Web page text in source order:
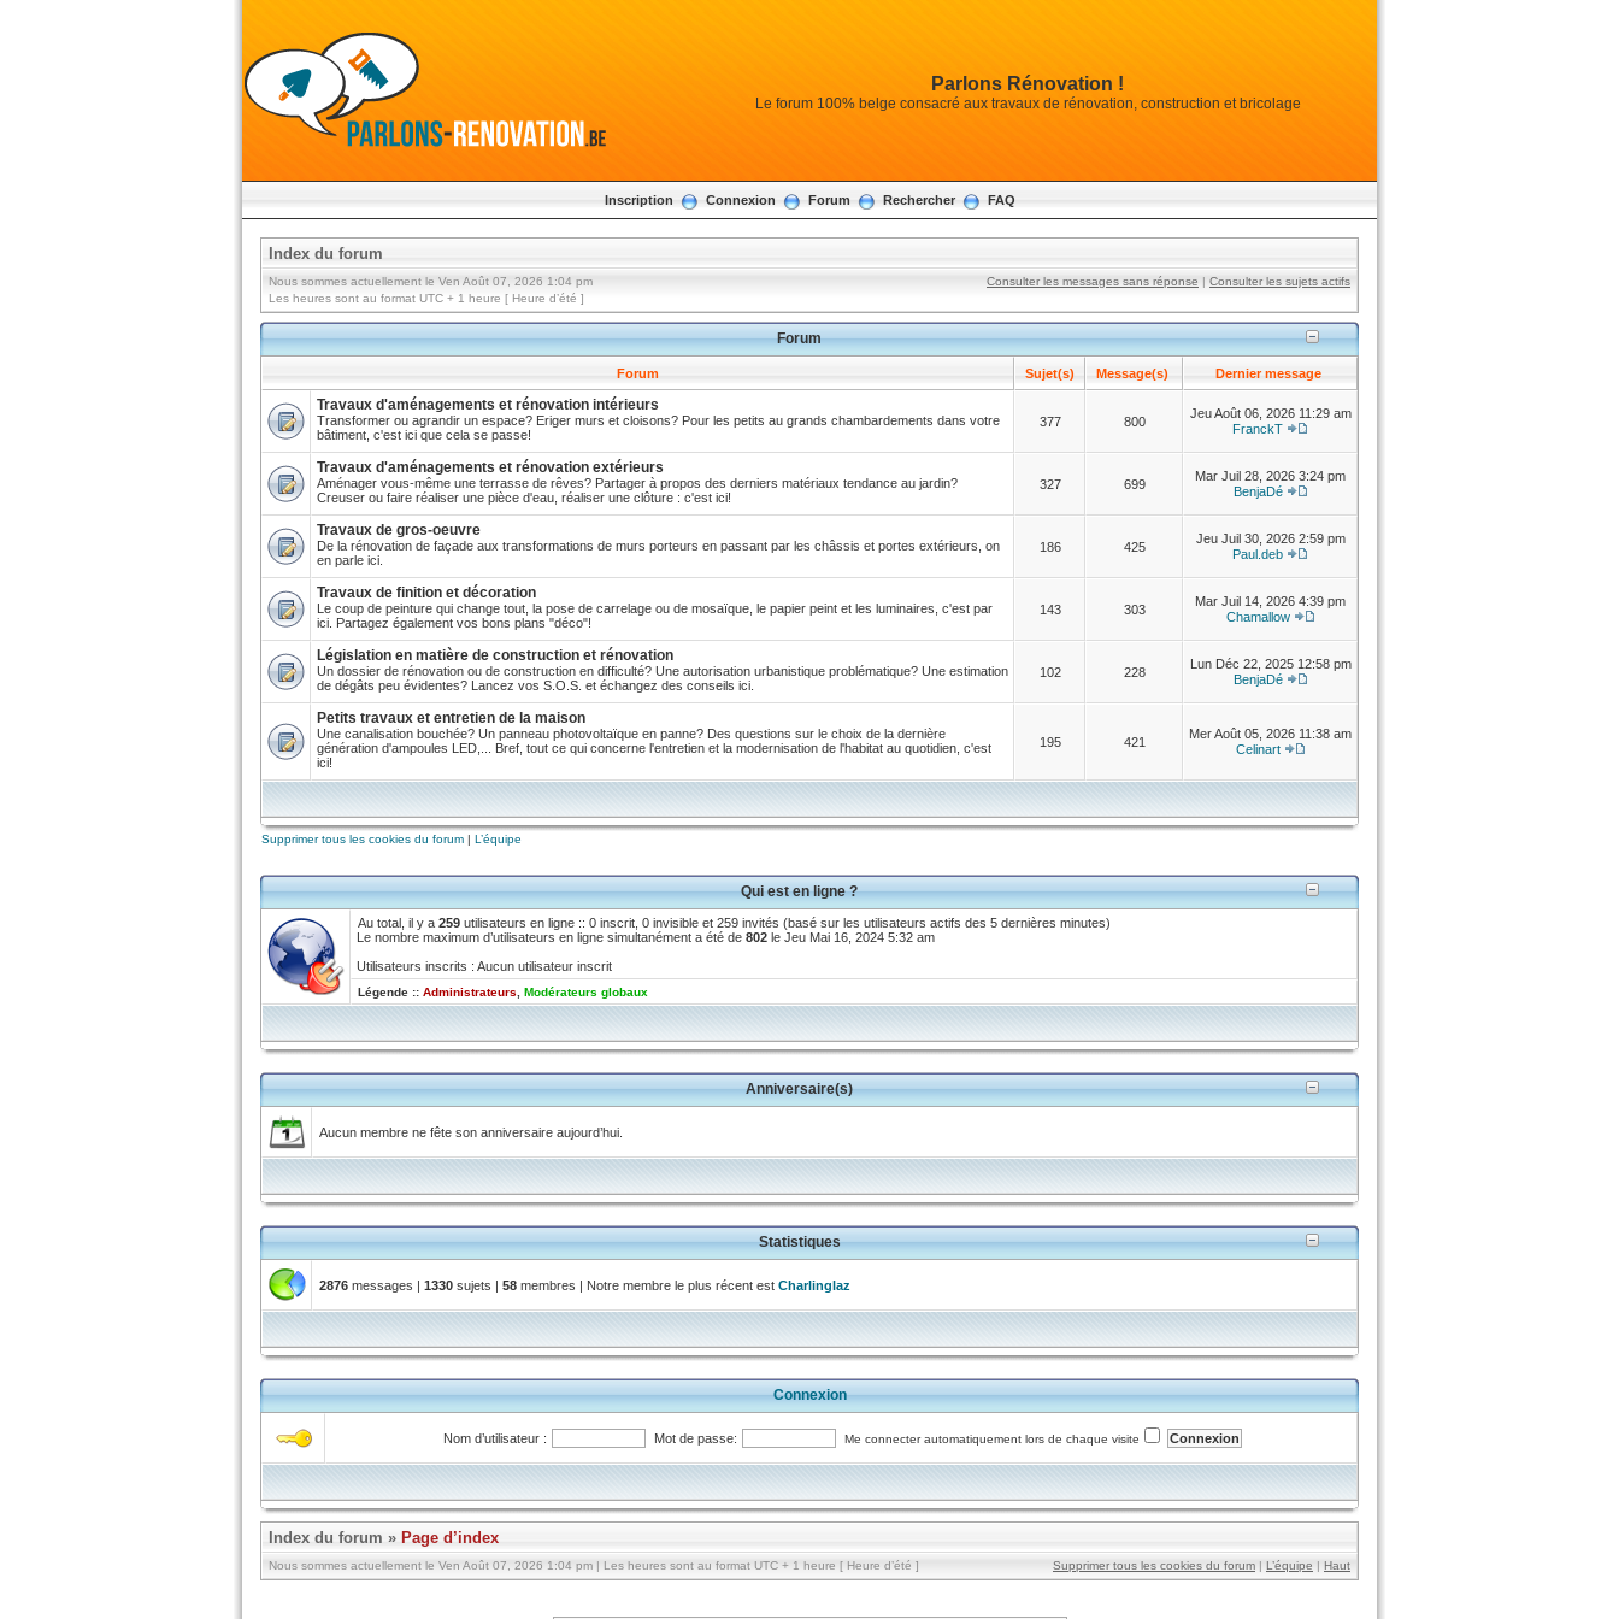
Parlons Rénovation !
Le forum 100% belge consacré aux travaux de rénovation, construction et bricolage
Inscription Connexion Forum Rechercher FAQ
Index du forum
Nous sommes actuellement le Ven Août 07, 2026 1:04 pm
Les heures sont au format UTC + 1 heure [ Heure d’été ]
Consulter les messages sans réponse | Consulter les sujets actifs
Forum
Forum Sujet(s) Message(s) Dernier message
Travaux d'aménagements et rénovation intérieurs
Transformer ou agrandir un espace? Eriger murs et cloisons? Pour les petits au grands chambardements dans votre
bâtiment, c'est ici que cela se passe!
377 800
Jeu Août 06, 2026 11:29 am
FranckT
Travaux d'aménagements et rénovation extérieurs
Aménager vous-même une terrasse de rêves? Partager à propos des derniers matériaux tendance au jardin?
Creuser ou faire réaliser une pièce d'eau, réaliser une clôture : c'est ici!
327 699
Mar Juil 28, 2026 3:24 pm
BenjaDé
Travaux de gros-oeuvre
De la rénovation de façade aux transformations de murs porteurs en passant par les châssis et portes extérieurs, on
en parle ici.
186 425
Jeu Juil 30, 2026 2:59 pm
Paul.deb
Travaux de finition et décoration
Le coup de peinture qui change tout, la pose de carrelage ou de mosaïque, le papier peint et les luminaires, c'est par
ici. Partagez également vos bons plans "déco"!
143 303
Mar Juil 14, 2026 4:39 pm
Chamallow
Législation en matière de construction et rénovation
Un dossier de rénovation ou de construction en difficulté? Une autorisation urbanistique problématique? Une estimation
de dégâts peu évidentes? Lancez vos S.O.S. et échangez des conseils ici.
102 228
Lun Déc 22, 2025 12:58 pm
BenjaDé
Petits travaux et entretien de la maison
Une canalisation bouchée? Un panneau photovoltaïque en panne? Des questions sur le choix de la dernière
génération d'ampoules LED,... Bref, tout ce qui concerne l'entretien et la modernisation de l'habitat au quotidien, c'est
ici!
195 421
Mer Août 05, 2026 11:38 am
Celinart
Supprimer tous les cookies du forum | L’équipe
Qui est en ligne ?
Au total, il y a 259 utilisateurs en ligne :: 0 inscrit, 0 invisible et 259 invités (basé sur les utilisateurs actifs des 5 dernières minutes)
Le nombre maximum d’utilisateurs en ligne simultanément a été de 802 le Jeu Mai 16, 2024 5:32 am
Utilisateurs inscrits : Aucun utilisateur inscrit
Légende :: Administrateurs Modérateurs globaux
Anniversaire(s)
Aucun membre ne fête son anniversaire aujourd’hui.
Statistiques
2876 messages | 1330 sujets | 58 membres | Notre membre le plus récent est Charlinglaz
Connexion
Nom d’utilisateur : Mot de passe: Me connecter automatiquement lors de chaque visite
Index du forum » Page d’index
Nous sommes actuellement le Ven Août 07, 2026 1:04 pm | Les heures sont au format UTC + 1 heure [ Heure d’été ] Supprimer tous les cookies du forum | L’équipe | Haut